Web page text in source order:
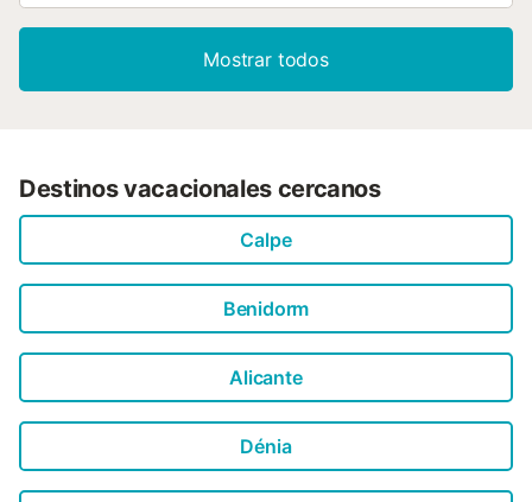
Mostrar todos
Destinos vacacionales cercanos
Calpe
Benidorm
Alicante
Dénia